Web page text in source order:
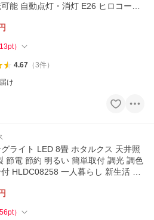
能 自動点灯・消灯 E26 ヒロコーポ
円
pt）
4.67（3件）
け
ライト LED 8畳 ホタルクス 天井照
節電 節約 明るい 簡単取付 調光 調色
HLDC08258 一人暮らし 新生活 Ho
円
pt）